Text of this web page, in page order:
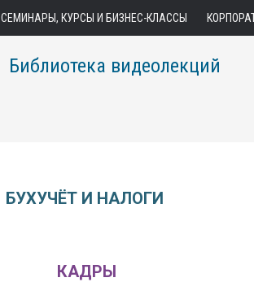
СЕМИНАРЫ, КУРСЫ И БИЗНЕС-КЛАССЫ
Библиотека видеолекций
БУХУЧЁТ И НАЛОГИ
КАДРЫ